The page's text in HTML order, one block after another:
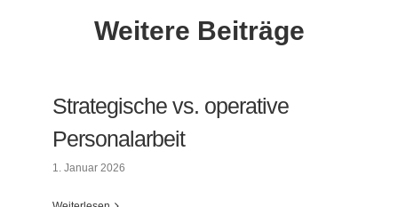
Weitere Beiträge
Strategische vs. operative
Personalarbeit
1. Januar 2026